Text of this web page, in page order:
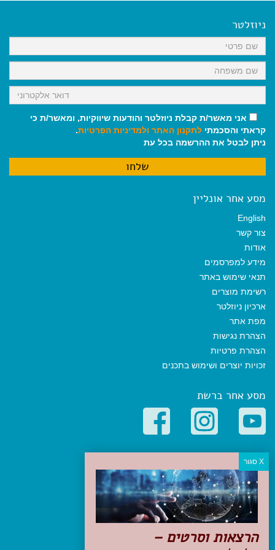
k
p
m
ניוזלטר
אני מאשר/ת קבלת ניוזלטר והודעות שיווקיות, ומאשר/ת כי
קראתי והסכמתי לתקנון האתר ולמדיניות הפרטיות.
ניתן לבטל את ההרשמה בכל עת
מסע אחר אונליין
English
צור קשר
אודות
מידע למפרסמים
תנאי שימוש באתר
רשימת מוצרים
ארכיון ניוזלטר
מפת אתר
הצהרת נגישות
הצהרת פרטיות
זכויות יוצרים ושימוש בתכנים
מסע אחר ברשת
קטגוריות פופולריות
יעדים
טיולים בישראל
מלונות בוטיק בישראל
טיפים והמלצות
הכנות לנסיעה
הרצאות וסרטים –